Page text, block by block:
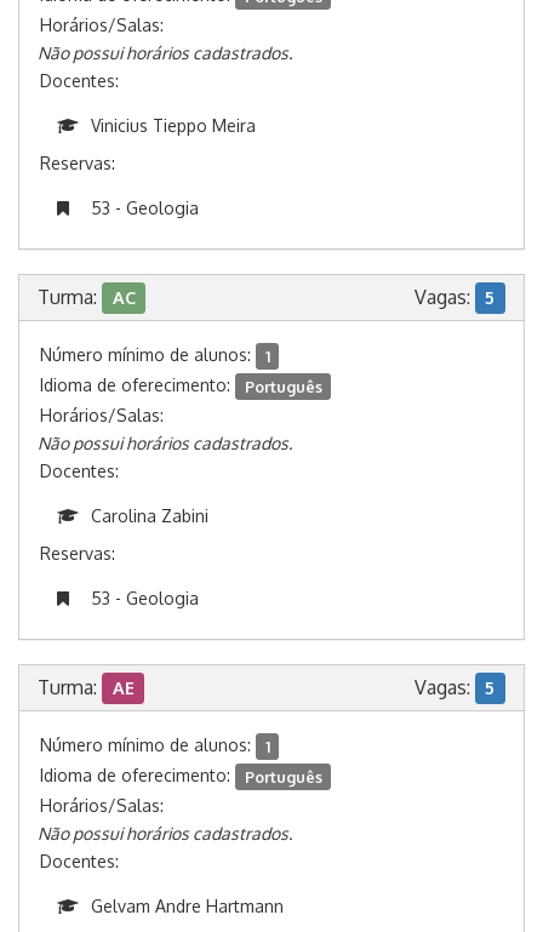
Horários/Salas:
Não possui horários cadastrados.
Docentes:
Vinicius Tieppo Meira
Reservas:
53 - Geologia
Turma: AC Vagas: 5
Número mínimo de alunos: 1
Idioma de oferecimento: Português
Horários/Salas:
Não possui horários cadastrados.
Docentes:
Carolina Zabini
Reservas:
53 - Geologia
Turma: AE Vagas: 5
Número mínimo de alunos: 1
Idioma de oferecimento: Português
Horários/Salas:
Não possui horários cadastrados.
Docentes:
Gelvam Andre Hartmann